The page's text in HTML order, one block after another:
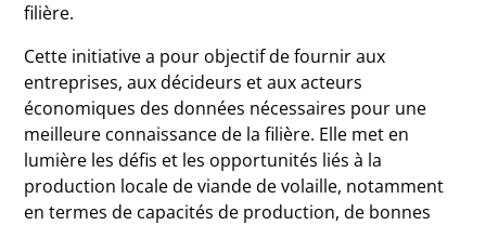
filière.
Cette initiative a pour objectif de fournir aux
entreprises, aux décideurs et aux acteurs
économiques des données nécessaires pour une
meilleure connaissance de la filière. Elle met en
lumière les défis et les opportunités liés à la
production locale de viande de volaille, notamment
en termes de capacités de production, de bonnes